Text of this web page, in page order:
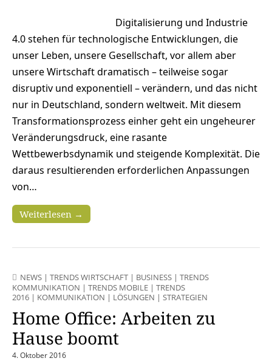
Digitalisierung und Industrie
4.0 stehen für technologische Entwicklungen, die
unser Leben, unsere Gesellschaft, vor allem aber
unsere Wirtschaft dramatisch – teilweise sogar
disruptiv und exponentiell – verändern, und das nicht
nur in Deutschland, sondern weltweit. Mit diesem
Transformationsprozess einher geht ein ungeheurer
Veränderungsdruck, eine rasante
Wettbewerbsdynamik und steigende Komplexität. Die
daraus resultierenden erforderlichen Anpassungen
von…
Weiterlesen →
NEWS | TRENDS WIRTSCHAFT | BUSINESS | TRENDS
KOMMUNIKATION | TRENDS MOBILE | TRENDS
2016 | KOMMUNIKATION | LÖSUNGEN | STRATEGIEN
Home Office: Arbeiten zu
Hause boomt
4. Oktober 2016